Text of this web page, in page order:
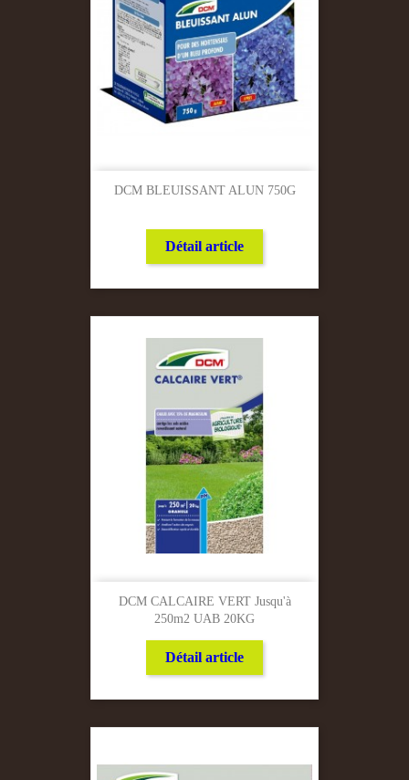
DCM BLEUISSANT ALUN 750G
Détail article
DCM CALCAIRE VERT Jusqu'à
250m2 UAB 20KG
Détail article